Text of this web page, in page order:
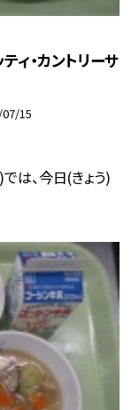
ィ・カントリーサ
15
は、今日(きょう)